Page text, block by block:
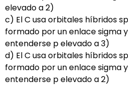
elevado a 2)
c) El C usa orbitales híbridos
formado por un enlace sigma
entenderse p elevado a 3)
d) El C usa orbitales híbridos
formado por un enlace sigma
entenderse p elevado a 2)